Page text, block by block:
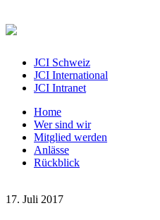
JCI Schweiz
JCI International
JCI Intranet
Home
Wer sind wir
Mitglied werden
Anlässe
Rückblick
17. Juli 2017